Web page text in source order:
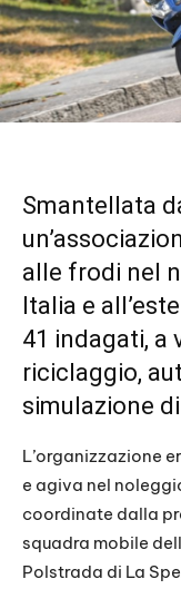
Smantellata
alle frodi nel
Italia e
41 indagati, a
riciclaggio,
simulazione
L’organizzazione
e agiva nel
coordinate dalla
squadra mobile
Polstrada di La